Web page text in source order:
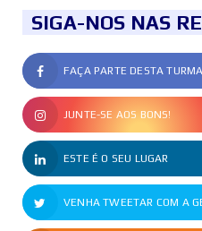
SIGA-NOS NAS
FAÇA PARTE DESTA TURMA
JUNTE-SE AOS BONS!
ESTE É O SEU LUGAR
VENHA TWEETAR COM A